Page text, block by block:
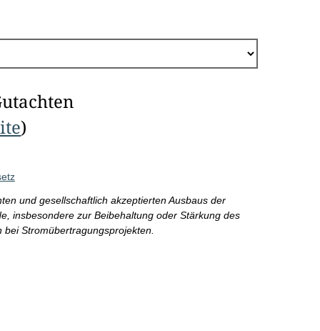
)
und gesellschaftlich akzeptierten Ausbaus der
insbesondere zur Beibehaltung oder Stärkung des
Stromübertragungsprojekten.